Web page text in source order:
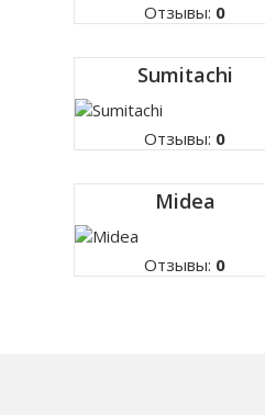
Отзывы: 0
Sumitachi
Отзывы: 0
Midea
Отзывы: 0